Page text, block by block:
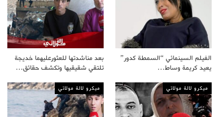
الفيلم السينمائي “السمطة كدور”
يعيد كريمة وساط…
بعد مناشدتها للعثورعليهما خديجة
تلتقي شقيقيها وتكشف حقائق…
ميكرو لالة مولاتي ميكرو لالة مولاتي